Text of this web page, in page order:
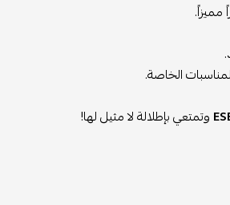
مميزاً.
الخاصة.
وتمتعي بإطلالة لا مثيل لها!